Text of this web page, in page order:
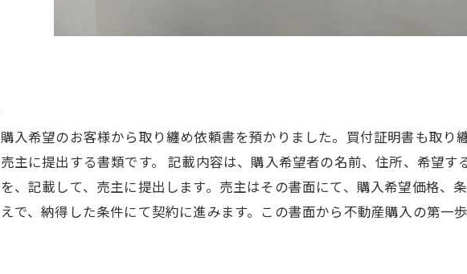
入希望のお客様から取り纏め依頼書を預かりました。買付証明書も取り
主に提出する書類です。 記載内容は、購入希望者の名前、住所、希望
、記載して、売主に提出します。売主はその書面にて、購入希望価格、
で、納得した条件にて契約に進みます。この書面から不動産購入の第一歩